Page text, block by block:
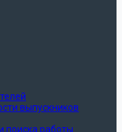
выпускников
поиска работы